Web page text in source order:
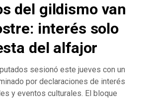
del gildismo van
interés solo
del alfajor
sesionó este jueves con un
por declaraciones de interés
y eventos culturales. El bloque